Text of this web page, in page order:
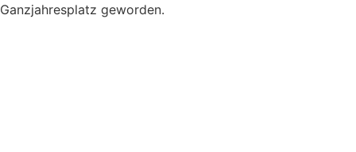
Ganzjahresplatz geworden.